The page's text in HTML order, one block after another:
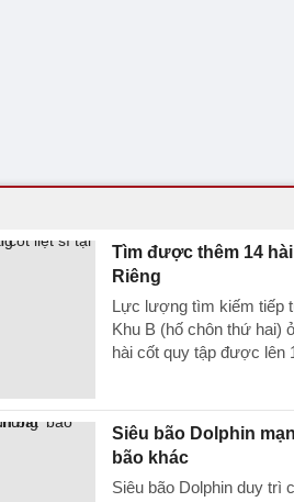
Tìm được thêm 14
Riêng
Lực lượng tìm kiếm tiếp
Khu B (hố chôn thứ hai)
hài cốt quy tập được lên
Siêu bão Dolphin
bão khác
Siêu bão Dolphin duy